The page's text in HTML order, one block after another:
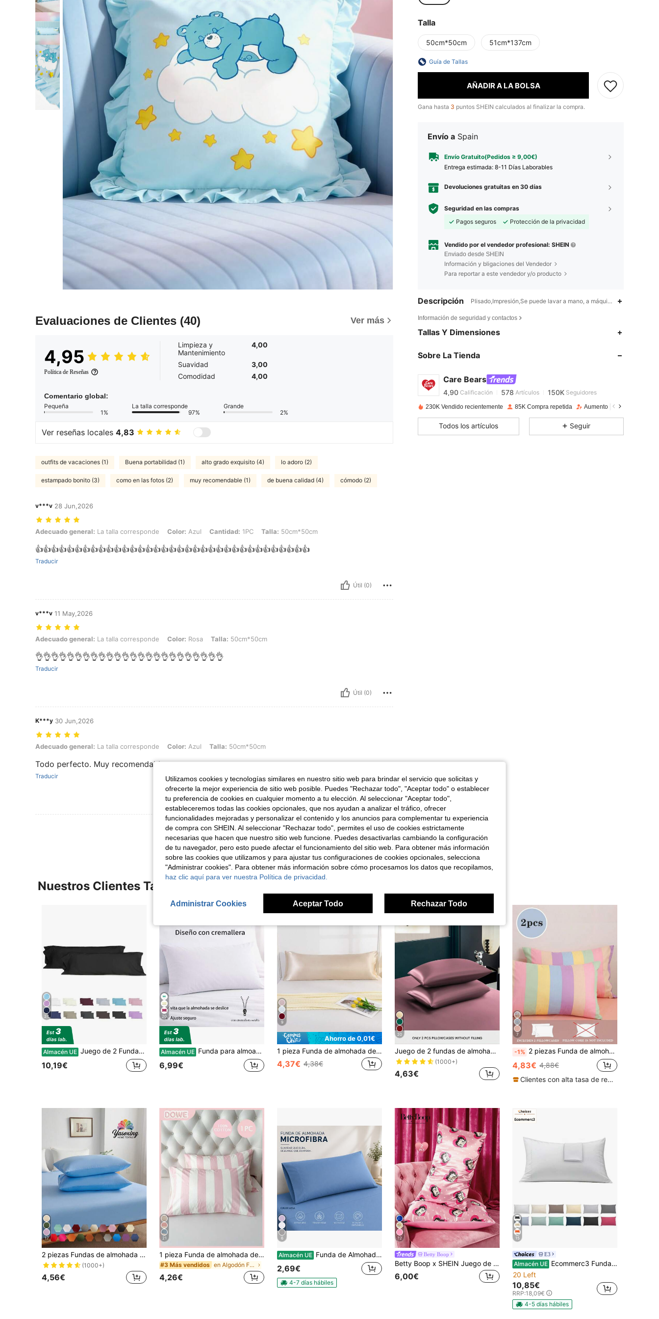
Evaluaciones de Clientes (40) Ver más
4,95
Política de Reseñas
Limpieza y
Mantenimiento
4,00
Suavidad
3,00
Comodidad
4,00
Comentario global:
Pequeña
1%
La talla corresponde
97%
Grande
2%
Ver reseñas locales 4,83
outfits de vacaciones (1) Buena portabilidad (1) alto grado exquisito (4) lo adoro (2)
estampado bonito (3) como en las fotos (2) muy recomendable (1) de buena calidad (4) cómodo (2)
v***v 28 Jun,2026
Adecuado general: La talla corresponde, Color: Azul, Cantidad: 1PC, Talla: 50cm*50cm
Adecuado general: La talla corresponde Color: Azul Cantidad: 1PC Talla: 50cm*50cm
👍👍👍👍👍👍👍👍👍👍👍👍👍👍👍👍👍👍👍👍👍👍👍👍👍👍👍👍👍👍👍👍👍👍👍
Traducir
Útil (0)
v***v 11 May,2026
Adecuado general: La talla corresponde, Color: Rosa, Talla: 50cm*50cm
Adecuado general: La talla corresponde Color: Rosa Talla: 50cm*50cm
👌👌👌👌👌👌👌👌👌👌👌👌👌👌👌👌👌👌👌👌👌👌👌👌
Traducir
Útil (0)
K***y 30 Jun,2026
Adecuado general: La talla corresponde, Color: Azul, Talla: 50cm*50cm
Adecuado general: La talla corresponde Color: Azul Talla: 50cm*50cm
Todo perfecto. Muy recomendable
Traducir
Útil (0)
Ver Más Reseñas
Talla
50cm*50cm 51cm*137cm
Guía de Tallas
AÑADIR A LA BOLSA
Gana hasta 3 puntos SHEIN calculados al finalizar la compra.
Envío a Spain
Envío Gratuito(Pedidos ≥ 9,00€)
Entrega estimada: 8-11 Días Laborables
Devoluciones gratuitas en 30 días
Seguridad en las compras
Pagos seguros
Protección de la privacidad
Vendido por el vendedor profesional: SHEIN
Enviado desde SHEIN
Información y bligaciones del Vendedor
Para reportar a este vendedor y/o producto
Descripción Plisado,Impresión,Se puede lavar a mano, a máquina, limpieza en
Información de seguridad y contactos
Tallas Y Dimensiones
Sobre La Tienda
Care Bears
4,90
4,90 Calificación 578 Artículos 150K Seguidores
4,90 578 150K
230K Vendido recientemente 85K Compra repetida Aumento de seguidores
Todos los artículos Seguir
Nuestros Clientes También Vieron
24
Almacén UE Juego de 2 Fundas Almohada - Pack de fundas Almohada para Cama ,100% Poliéster Transpirable y Suave, Abiertos por los lados. Funda para Cojines
10,19€
20
Almacén UE Funda para almoahada con cremallera, Protector de almohada Poliester 100%.
6,99€
9
Ahorro de 0,01€
1 pieza Funda de almohada de seda sintética premium de color champán sólido, suave y transpirable, con cierre de sobre, sin relleno, adecuada para cama, sofá, sala de estar, estilo campestre, tamaño 20"X54", adecuada como regalo para mujeres y hombres, inserto de almohada no incluido, lavable a máquina
4,37€ 4,38€
20
Juego de 2 fundas de almohada de satén de seda premium color pasta de judía, suaves y transpirables, resistentes a las arrugas, delicadas con el cabello y la piel, sin relleno, sedosas, súper suaves y transpirables, lavables a máquina. Cierre de sobre, frescas y cómodas, fundas de almohada súper suaves, adecuadas para camas estándar dobles, queen y sencillas. Ropa de cama para dormitorio, temporada de regreso a la escuela
(1000+)
4,63€
7
-1% 2 piezas Funda de almohada cepillada con estampado fresco de rayas arcoíris para todas las estaciones para niñas, tamaño Twin Full Queen King
4,83€ 4,88€
Clientes con alta tasa de repetición
17
2 piezas Fundas de almohada de color azul claro ultra suaves, ligeras & transpirables, con cierre de sobre, fundas de almohada de unicolor, adecuadas para dormitorio, residencia estudiantil, temporada de regreso a la escuela y talla grande.
(1000+)
4,56€
21
1 pieza Funda de almohada de 100% algodón puro, funda de almohada de algodón lavado, textura natural, tacto natural, suave y cómoda, funda de almohada estilo sobre, estilo minimalista
#3 Más vendidos en Algodón Fundas de almohada y fundas de almohada
4,26€
6
Almacén UE Funda de Almohada de Microfibra – Suave, Cómoda y Transpirable – Disponible en 70/90/105/135/150 cm
2,69€
4-7 días hábiles
12
Betty Boop
Betty Boop x SHEIN Juego de 2 fundas de almohada de satén con personaje de dibujos animados en color rosa, material reforzado, cómodo y suave, impresión de patrones, disponible en varios tamaños, adecuado para diferentes almohadas, lavable a máquina
6,00€
15
E3
Almacén UE Ecommerc3 Funda de Almohada, Algodón, Para Camas de 90 a 150 cm, Cierre de Solapa, Gran Variedad de Colores - Envío GRATIS ✅ Entrega 24/48h a España (península)
20 Left
10,85€
RRP:18,09€
4-5 días hábiles
Utilizamos cookies y tecnologías similares en nuestro sitio web para brindar el servicio que solicitas y
ofrecerte la mejor experiencia de sitio web posible. Puedes "Rechazar todo", "Aceptar todo" o establecer
tu preferencia de cookies en cualquier momento a tu elección. Al seleccionar "Aceptar todo",
estableceremos todas las cookies opcionales, que nos ayudan a analizar el tráfico, ofrecer
funcionalidades mejoradas y personalizar el contenido y los anuncios para complementar tu experiencia
de compra con SHEIN. Al seleccionar "Rechazar todo", permites el uso de cookies estrictamente
necesarias que hacen que nuestro sitio web funcione. Puedes desactivarlas cambiando la configuración
de tu navegador, pero esto puede afectar el funcionamiento del sitio web. Para obtener más información
sobre las cookies que utilizamos y para ajustar tus configuraciones de cookies opcionales, selecciona
"Administrar cookies". Para obtener más información sobre cómo procesamos los datos que recopilamos,
haz clic aquí para ver nuestra Política de privacidad.
Administrar Cookies Aceptar Todo Rechazar Todo